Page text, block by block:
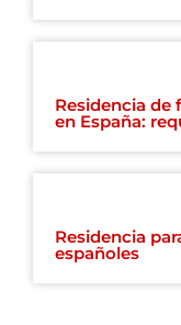
Residencia de
en España:
Residencia
españoles